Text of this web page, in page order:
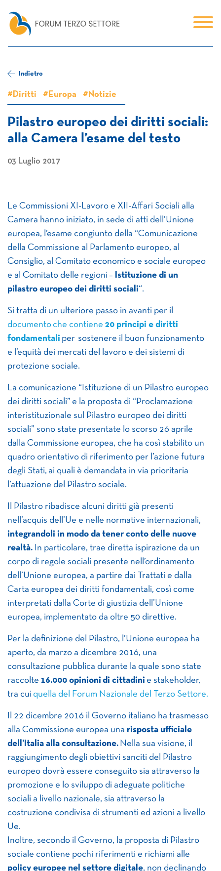
Indietro
#Diritti #Europa #Notizie
Pilastro europeo dei diritti sociali:
alla Camera l’esame del testo
03 Luglio 2017
Le Commissioni XI-Lavoro e XII-Affari Sociali alla
Camera hanno iniziato, in sede di atti dell’Unione
europea, l’esame congiunto della “Comunicazione
della Commissione al Parlamento europeo, al
Consiglio, al Comitato economico e sociale europeo
e al Comitato delle regioni – Istituzione di un
pilastro europeo dei diritti sociali“.
Si tratta di un ulteriore passo in avanti per il
documento che contiene 20 principi e diritti
fondamentali per sostenere il buon funzionamento
e l’equità dei mercati del lavoro e dei sistemi di
protezione sociale.
La comunicazione “Istituzione di un Pilastro europeo
dei diritti sociali” e la proposta di “Proclamazione
interistituzionale sul Pilastro europeo dei diritti
sociali” sono state presentate lo scorso 26 aprile
dalla Commissione europea, che ha così stabilito un
quadro orientativo di riferimento per l’azione futura
degli Stati, ai quali è demandata in via prioritaria
l’attuazione del Pilastro sociale.
Il Pilastro ribadisce alcuni diritti già presenti
nell’acquis dell’Ue e nelle normative internazionali,
integrandoli in modo da tener conto delle nuove
realtà. In particolare, trae diretta ispirazione da un
corpo di regole sociali presente nell’ordinamento
dell’Unione europea, a partire dai Trattati e dalla
Carta europea dei diritti fondamentali, così come
interpretati dalla Corte di giustizia dell’Unione
europea, implementato da oltre 50 direttive.
Per la definizione del Pilastro, l’Unione europea ha
aperto, da marzo a dicembre 2016, una
consultazione pubblica durante la quale sono state
raccolte 16.000 opinioni di cittadini e stakeholder,
tra cui quella del Forum Nazionale del Terzo Settore.
Il 22 dicembre 2016 il Governo italiano ha trasmesso
alla Commissione europea una risposta ufficiale
dell’Italia alla consultazione. Nella sua visione, il
raggiungimento degli obiettivi sanciti del Pilastro
europeo dovrà essere conseguito sia attraverso la
promozione e lo sviluppo di adeguate politiche
sociali a livello nazionale, sia attraverso la
costruzione condivisa di strumenti ed azioni a livello
Ue.
Inoltre, secondo il Governo, la proposta di Pilastro
sociale contiene pochi riferimenti e richiami alle
policy europee nel settore digitale, non declinando